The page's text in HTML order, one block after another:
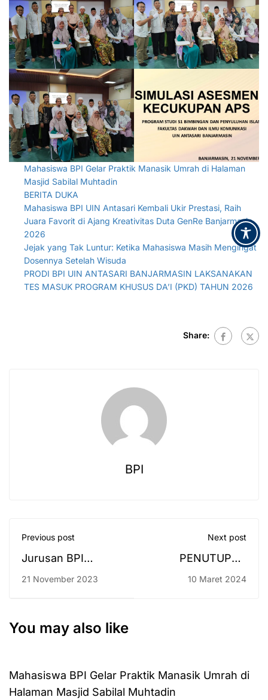
Mahasiswa BPI Gelar Praktik Manasik Umrah di Halaman
Masjid Sabilal Muhtadin
BERITA DUKA
Mahasiswa BPI UIN Antasari Kembali Ukir Prestasi, Raih
Juara Favorit di Ajang Kreativitas Duta GenRe Banjarmasin
2026
Jejak yang Tak Luntur: Ketika Mahasiswa Masih Mengingat
Dosennya Setelah Wisuda
PRODI BPI UIN ANTASARI BANJARMASIN LAKSANAKAN
TES MASUK PROGRAM KHUSUS DA’I (PKD) TAHUN 2026
Share:
BPI
Previous post
Jurusan BPI
melakukan MoU
21 November 2023
Next post
PENUTUPAN
LINARSA BPI dan
10 Maret 2024
You may also like
Mahasiswa BPI Gelar Praktik Manasik Umrah di
Halaman Masjid Sabilal Muhtadin